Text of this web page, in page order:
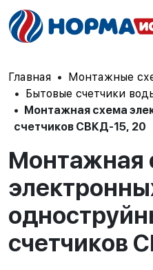
Главная
Монтажные
Бытовые счетчики
Монтажная схема
счетчиков СВКД-15, 20
Монтажная
счетчиков